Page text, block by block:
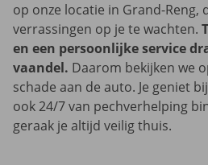
op onze locatie in Grand-Reng,
verrassingen op je te wachten.
en een persoonlijke service
vaandel. Daarom bekijken we
schade aan de auto. Je geniet
ook 24/7 van pechverhelping
geraak je altijd veilig thuis.